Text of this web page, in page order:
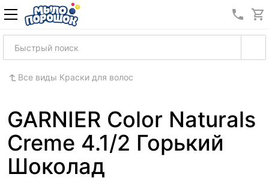
8
Все виды Краски для волос
GARNIER Color Naturals
Creme 4.1/2 Горький
Шоколад